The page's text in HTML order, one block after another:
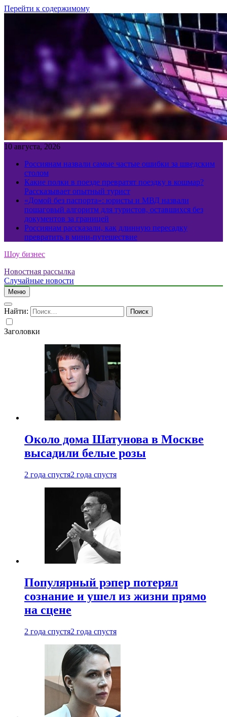
Перейти к содержимому
10 августа, 2026
Россиянам назвали самые частые ошибки за шведским
столом
Какие полки в поезде превратят поездку в кошмар?
Рассказывает опытный турист
«Домой без паспорта»: юристы и МВД назвали
пошаговый алгоритм для туристов, оставшихся без
документов за границей
Россиянам рассказали, как длинную пересадку
превратить в мини-путешествие
Шоу бизнес
Новостная рассылка
Случайные новости
Меню
Найти:
Заголовки
Около дома Шатунова в Москве
высадили белые розы
2 года спустя2 года спустя
Популярный рэпер потерял
сознание и ушел из жизни прямо
на сцене
2 года спустя2 года спустя